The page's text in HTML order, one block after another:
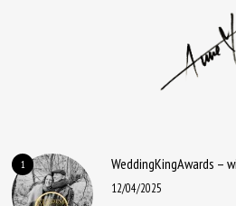
1 WeddingKingAwards –
12/04/2025